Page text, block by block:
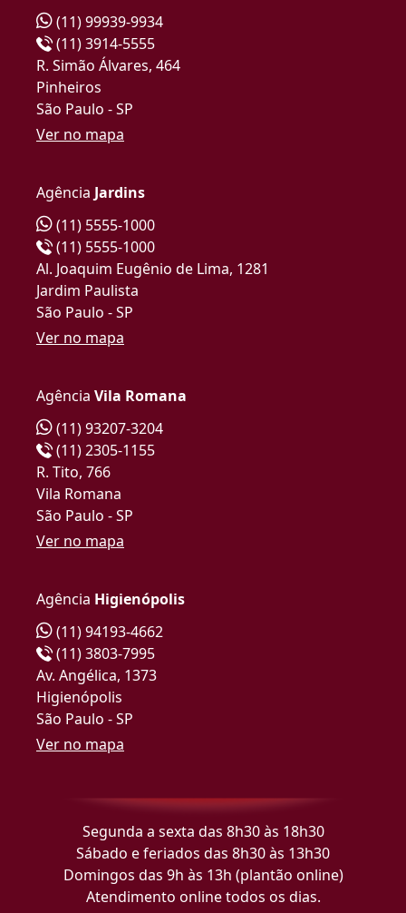
(11) 99939-9934
(11) 3914-5555
R. Simão Álvares, 464
Pinheiros
São Paulo - SP
Ver no mapa
Agência Jardins
(11) 5555-1000
(11) 5555-1000
Al. Joaquim Eugênio de Lima, 1281
Jardim Paulista
São Paulo - SP
Ver no mapa
Agência Vila Romana
(11) 93207-3204
(11) 2305-1155
R. Tito, 766
Vila Romana
São Paulo - SP
Ver no mapa
Agência Higienópolis
(11) 94193-4662
(11) 3803-7995
Av. Angélica, 1373
Higienópolis
São Paulo - SP
Ver no mapa
Segunda a sexta das 8h30 às 18h30
Sábado e feriados das 8h30 às 13h30
Domingos das 9h às 13h (plantão online)
Atendimento online todos os dias.